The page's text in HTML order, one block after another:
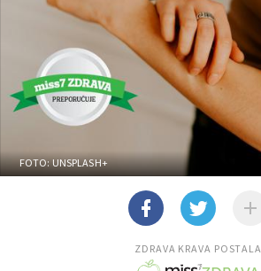
FOTO: UNSPLASH+
ZDRAVA KRAVA POSTALA